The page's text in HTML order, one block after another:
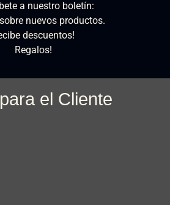
a nuestro boletín:
nuevos productos.
descuentos!
Regalos!
el Cliente